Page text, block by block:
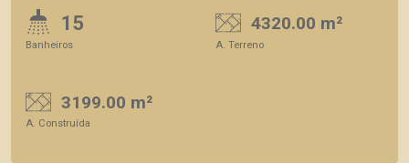
15
Banheiros
4320.00 m²
A. Terreno
3199.00 m²
A. Construída